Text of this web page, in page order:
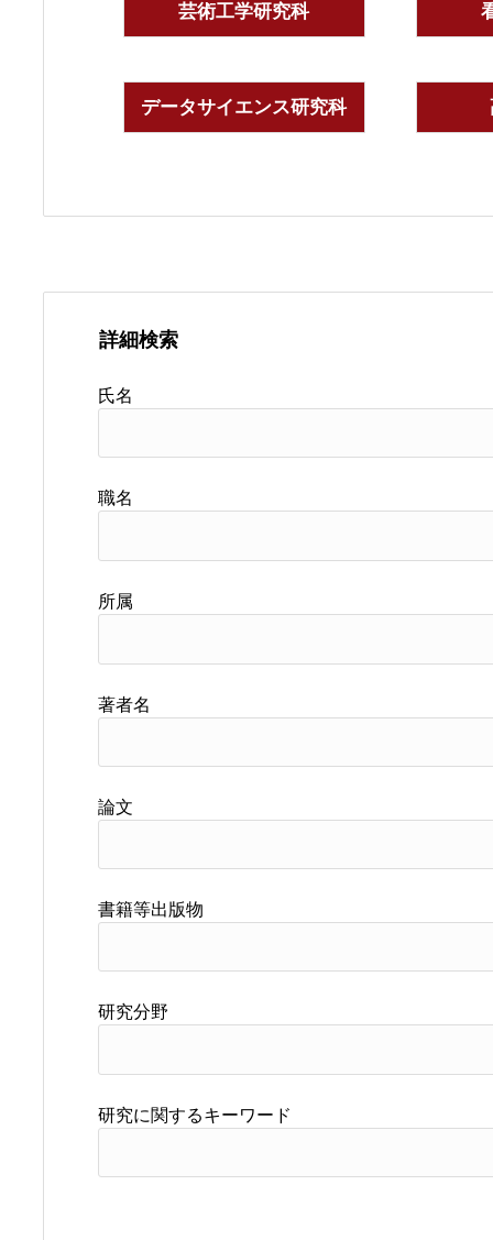
芸術工学研究科
データサイエンス研究科
詳細検索
氏名
職名
所属
著者名
論文
書籍等出版物
研究分野
研究に関するキーワード